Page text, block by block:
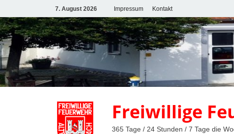
7. August 2026 Impressum Kontakt
Freiwillige
365 Tage / 24 Stunden / 7 Tage die